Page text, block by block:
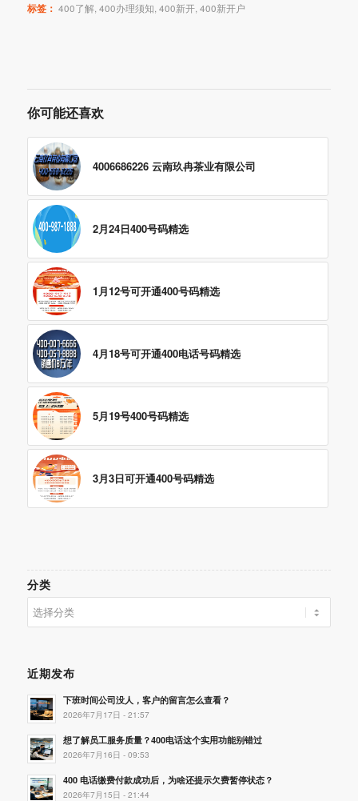
标签： 400了解, 400办理须知 400新开, 400新开户
你可能还喜欢
4006686226 云南玖冉茶业有限公司
2月24日400号码精选
1月12号可开通400号码精选
4月18号可开通400电话号码精选
5月19号400号码精选
3月3日可开通400号码精选
分类
类
近期发布
下班时间公司没人，客户的留言怎么查看？
2026年7月17日 - 21:57
想了解员工服务质量？400电话这个实用功能别错过
2026年7月16日 - 09:53
400 电话缴费付款成功后，为啥还提示欠费暂停状态？
2026年7月15日 - 21:44